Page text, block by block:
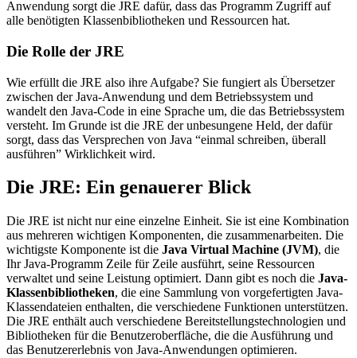
Anwendung sorgt die JRE dafür, dass das Programm Zugriff auf
alle benötigten Klassenbibliotheken und Ressourcen hat.
Die Rolle der JRE
Wie erfüllt die JRE also ihre Aufgabe? Sie fungiert als Übersetzer
zwischen der Java-Anwendung und dem Betriebssystem und
wandelt den Java-Code in eine Sprache um, die das Betriebssystem
versteht. Im Grunde ist die JRE der unbesungene Held, der dafür
sorgt, dass das Versprechen von Java “einmal schreiben, überall
ausführen” Wirklichkeit wird.
Die JRE: Ein genauerer Blick
Die JRE ist nicht nur eine einzelne Einheit. Sie ist eine Kombination
aus mehreren wichtigen Komponenten, die zusammenarbeiten. Die
wichtigste Komponente ist die Java Virtual Machine (JVM), die
Ihr Java-Programm Zeile für Zeile ausführt, seine Ressourcen
verwaltet und seine Leistung optimiert. Dann gibt es noch die Java-
Klassenbibliotheken, die eine Sammlung von vorgefertigten Java-
Klassendateien enthalten, die verschiedene Funktionen unterstützen.
Die JRE enthält auch verschiedene Bereitstellungstechnologien und
Bibliotheken für die Benutzeroberfläche, die die Ausführung und
das Benutzererlebnis von Java-Anwendungen optimieren.